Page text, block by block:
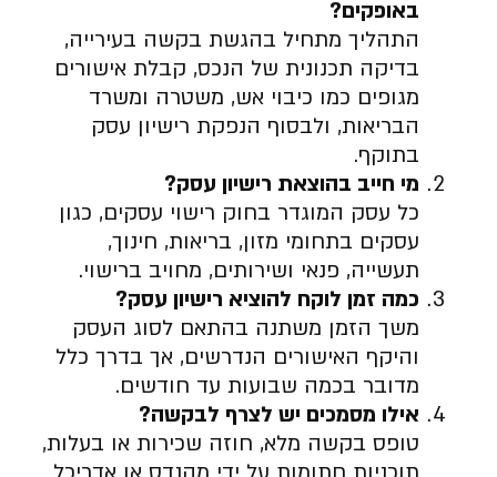
באופקים?
התהליך מתחיל בהגשת בקשה בעירייה,
בדיקה תכנונית של הנכס, קבלת אישורים
מגופים כמו כיבוי אש, משטרה ומשרד
הבריאות, ולבסוף הנפקת רישיון עסק
בתוקף.
מי חייב בהוצאת רישיון עסק?
כל עסק המוגדר בחוק רישוי עסקים, כגון
עסקים בתחומי מזון, בריאות, חינוך,
תעשייה, פנאי ושירותים, מחויב ברישוי.
כמה זמן לוקח להוציא רישיון עסק?
משך הזמן משתנה בהתאם לסוג העסק
והיקף האישורים הנדרשים, אך בדרך כלל
מדובר בכמה שבועות עד חודשים.
אילו מסמכים יש לצרף לבקשה?
טופס בקשה מלא, חוזה שכירות או בעלות,